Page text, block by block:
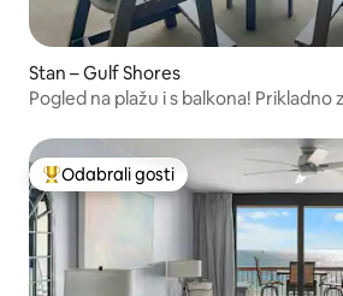
Stan – Gulf Shores
Pogled na plažu i s balkona! Prikladno
Među najviše rangiranima s oznakom
Odabrali gosti